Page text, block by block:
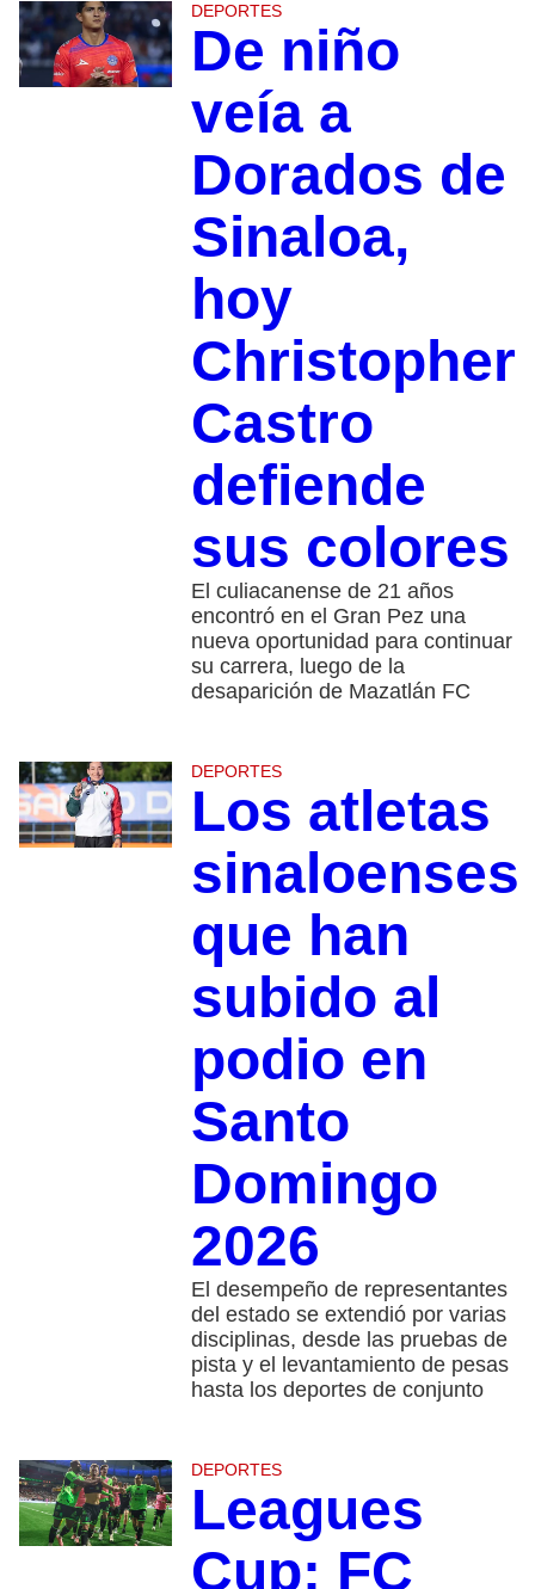
DEPORTES
De niño
veía a
Dorados de
Sinaloa,
hoy
Christopher
Castro
defiende
sus colores
El culiacanense de 21 años
encontró en el Gran Pez una
nueva oportunidad para continuar
su carrera, luego de la
desaparición de Mazatlán FC
DEPORTES
Los atletas
sinaloenses
que han
subido al
podio en
Santo
Domingo
2026
El desempeño de representantes
del estado se extendió por varias
disciplinas, desde las pruebas de
pista y el levantamiento de pesas
hasta los deportes de conjunto
DEPORTES
Leagues
Cup: FC